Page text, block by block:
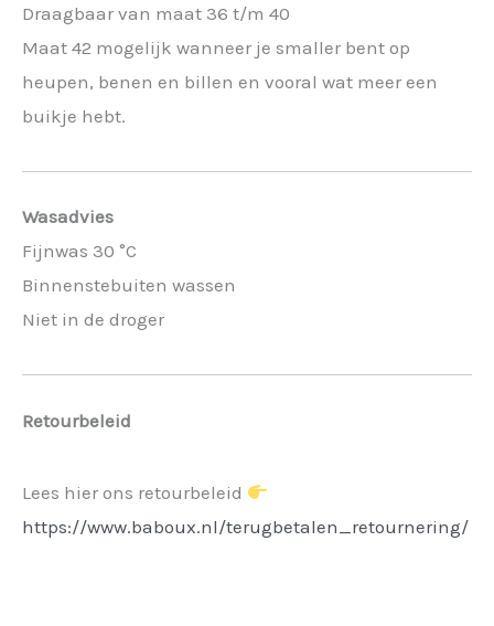
Draagbaar van maat 36 t/m 40
Maat 42 mogelijk wanneer je smaller bent op
heupen, benen en billen en vooral wat meer een
buikje hebt.
Wasadvies
Fijnwas 30 °C
Binnenstebuiten wassen
Niet in de droger
Retourbeleid
Lees hier ons retourbeleid
https://www.baboux.nl/terugbetalen_retournering/